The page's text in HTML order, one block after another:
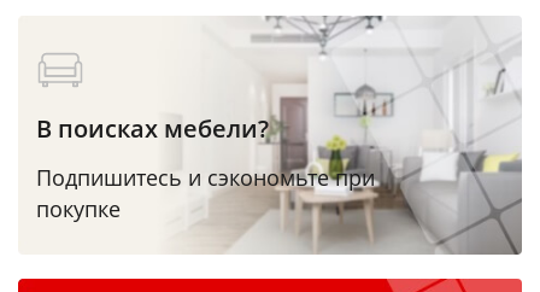
В поисках мебели?
Подпишитесь и сэкономьте при
покупке